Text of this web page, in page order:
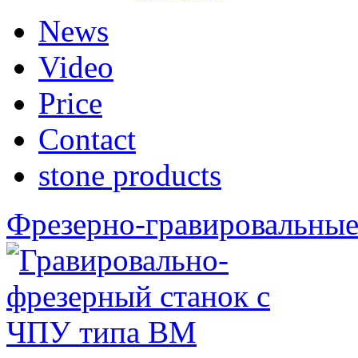
News
Video
Price
Contact
stone products
Фрезерно-